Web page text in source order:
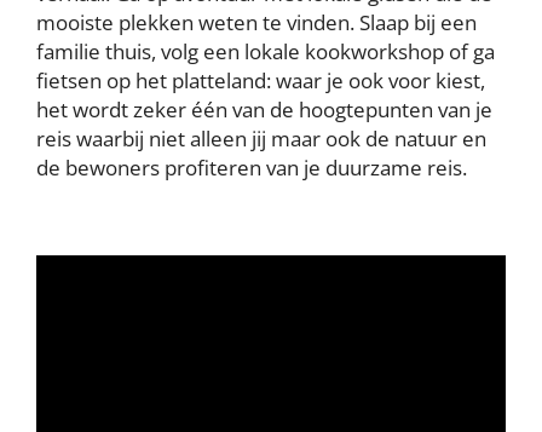
mooiste plekken weten te vinden. Slaap bij een
familie thuis, volg een lokale kookworkshop of ga
fietsen op het platteland: waar je ook voor kiest,
het wordt zeker één van de hoogtepunten van je
reis waarbij niet alleen jij maar ook de natuur en
de bewoners profiteren van je duurzame reis.